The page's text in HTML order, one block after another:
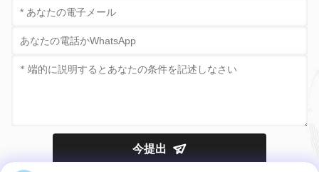
今提出